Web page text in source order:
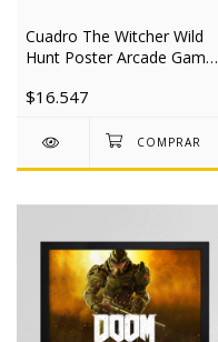
Cuadro The Witcher Wild
Hunt Poster Arcade Gamer
$16.547